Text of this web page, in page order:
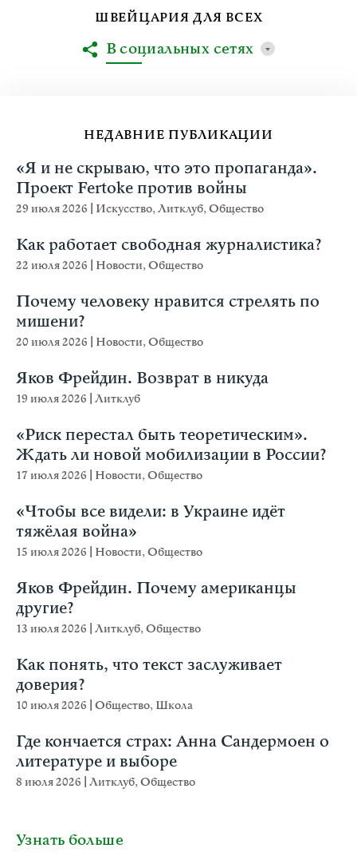
НЕДАВНИЕ ПУБЛИКАЦИИ
«Я и не скрываю, что это пропаганда».
Проект Fertoke против войны
29 июля 2026 Искусство,Литклуб,Общество
Как работает свободная журналистика?
22 июля 2026 Новости,Общество
Почему человеку нравится стрелять по
мишени?
20 июля 2026 Новости,Общество
Яков Фрейдин. Возврат в никуда
19 июля 2026 Литклуб
«Риск перестал быть теоретическим».
Ждать ли новой мобилизации в России?
17 июля 2026 Новости,Общество
«Чтобы все видели: в Украине идёт
тяжёлая война»
15 июля 2026 Новости,Общество
Яков Фрейдин. Почему американцы
другие?
13 июля 2026 Литклуб,Общество
Как понять, что текст заслуживает
доверия?
10 июля 2026 Общество, Школа
Где кончается страх: Анна Сандермоен о
литературе и выборе
8 июля 2026 Литклуб,Общество
Узнать больше
ШВЕЙЦАРИЯ ДЛЯ ВСЕХ
В социальных сетях